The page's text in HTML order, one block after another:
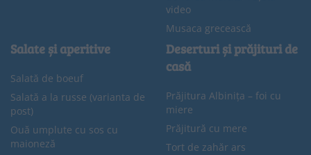
video
Musaca grecească
Salate și aperitive
Salată de boeuf
Salată a la russe (varianta de
post)
Ouă umplute cu sos cu
maioneză
Deserturi și prăjituri de
casă
Prăjitura Albinița – foi cu
miere
Prăjitură cu mere
Tort de zahăr ars